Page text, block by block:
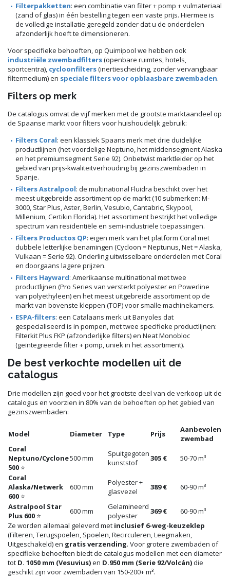
Filterpakketten: een combinatie van filter + pomp + vulmateriaal
(zand of glas) in één bestelling tegen een vaste prijs. Hiermee is
de volledige installatie geregeld zonder dat u de onderdelen
afzonderlijk hoeft te dimensioneren.
Voor specifieke behoeften, op Quimipool we hebben ook
industriële zwembadfilters(openbare ruimtes, hotels,
sportcentra), cycloonfilters(inertiescheiding, zonder vervangbaar
filtermedium) en speciale filters voor opblaasbare zwembaden.
Filters op merk
De catalogus omvat de vijf merken met de grootste marktaandeel op
de Spaanse markt voor filters voor huishoudelijk gebruik:
Filters Coral: een klassiek Spaans merk met drie duidelijke
productlijnen (het voordelige Neptuno, het middensegment Alaska
en het premiumsegment Serie 92). Onbetwist marktleider op het
gebied van prijs-kwaliteitverhouding bij gezinszwembaden in
Spanje.
Filters Astralpool: de multinational Fluidra beschikt over het
meest uitgebreide assortiment op de markt (10 submerken: M-
3000, Star Plus, Aster, Berlin, Vesubio, Cantabric, Skypool,
Millenium, Certikin Florida). Het assortiment bestrijkt het volledige
spectrum van residentiële en semi-industriële toepassingen.
Filters Productos QP: eigen merk van het platform Coral met
dubbele letterlijke benamingen (Cycloon = Neptunus, Net = Alaska,
Vulkaan = Serie 92). Onderling uitwisselbare onderdelen met Coral
en doorgaans lagere prijzen.
Filters Hayward: Amerikaanse multinational met twee
productlijnen (Pro Series van versterkt polyester en Powerline
van polyethyleen) en het meest uitgebreide assortiment op de
markt van bovenste kleppen (TOP) voor smalle machinekamers.
ESPA-filters: een Catalaans merk uit Banyoles dat
gespecialiseerd is in pompen, met twee specifieke productlijnen:
Filterkit Plus FKP (afzonderlijke filters) en Neat Monobloc
(geïntegreerde filter + pomp, uniek in het assortiment).
De best verkochte modellen uit de
catalogus
Drie modellen zijn goed voor het grootste deel van de verkoop uit de
catalogus en voorzien in 80% van de behoeften op het gebied van
gezinszwembaden:
Model Diameter Type Prijs
Aanbevolen
zwembad
Coral
Neptuno/Cyclone
500 ⭐
500 mm
Spuitgegoten
kunststof
305 € 50-70 m³
Coral
Alaska/Netwerk
600 ⭐
600 mm
Polyester +
glasvezel
389 € 60-90 m³
Astralpool Star
Plus 600 ⭐ 600 mm
Gelamineerd
polyester
369 €
60-90 m³
Ze worden allemaal geleverd met inclusief 6-weg-keuzeklep
(Filteren, Terugspoelen, Spoelen, Recirculeren, Leegmaken,
Uitgeschakeld) en gratis verzending. Voor grotere zwembaden of
specifieke behoeften biedt de catalogus modellen met een diameter
tot D. 1050 mm (Vesuvius)en D.950 mm (Serie 92/Volcán)die
geschikt zijn voor zwembaden van 150-200+ m³.